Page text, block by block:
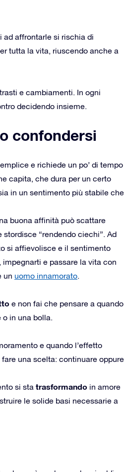
ad affrontarle si rischia di
tutta la vita, riuscendo anche a
e cambiamenti. In ogni
decidendo insieme.
confondersi
e richiede un po’ di tempo
capita, che dura per un certo
in un sentimento più stabile che
buona affinità può scattare
stordisce “rendendo ciechi”. Ad
si affievolisce e il sentimento
e passare la vita con
un uomo innamorato.
e non fai che pensare a quando
in una bolla.
e quando l’effetto
una scelta: continuare oppure
si sta trasformando in amore
le solide basi necessarie a